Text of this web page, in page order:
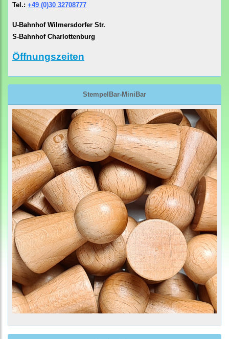
Tel.: +49 (0)30 32708777
U-Bahnhof Wilmersdorfer Str.
S-Bahnhof Charlottenburg
Öffnungszeiten
StempelBar-MiniBar